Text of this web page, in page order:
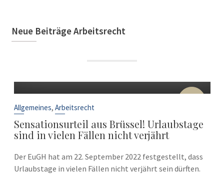
Neue Beiträge Arbeitsrecht
22
Allgemeines, Arbeitsrecht
Sensationsurteil aus Brüssel! Urlaubstage
sind in vielen Fällen nicht verjährt
Der EuGH hat am 22. September 2022 festgestellt, dass
Urlaubstage in vielen Fällen nicht verjährt sein dürften.